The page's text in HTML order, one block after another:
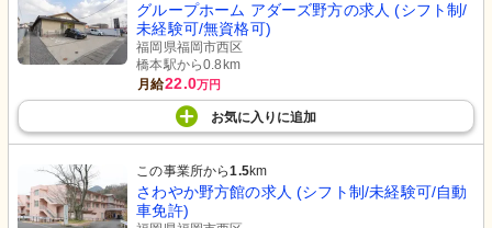
グループホーム アダーズ野方の求人 (シフト制/
未経験可/無資格可)
福岡県福岡市西区
橋本駅から0.8km
月給22.0万円
お気に入り に追加
この事業所から1.5km
さわやか野方館の求人 (シフト制/未経験可/自動
車免許)